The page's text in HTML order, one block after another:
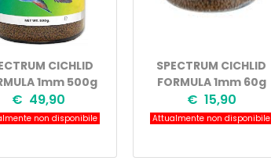
CICHLID
1mm 500g
€ 49,90
non disponibile
SPECTRUM CICHLID
FORMULA 1mm 60g
€ 15,90
Attualmente non disponibile